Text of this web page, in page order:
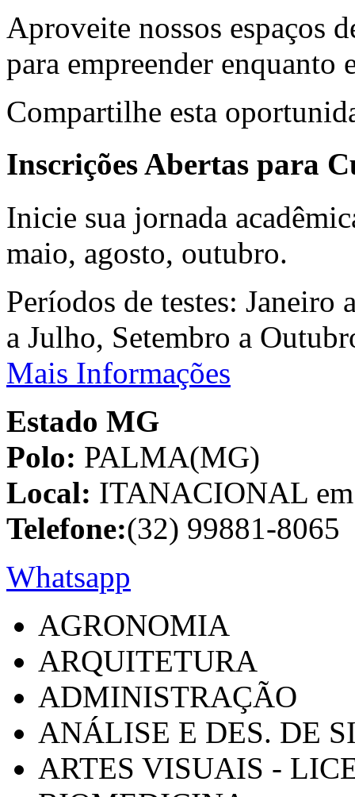
Aproveite nossos espaços
para empreender enquanto
Compartilhe esta
Inscrições Abertas para
Inicie sua jornada
maio, agosto, outubro.
Períodos de testes:
a Julho, Setembro a
Mais Informações
Estado MG
Polo: PALMA(MG)
Local: ITANACIONAL
Telefone:(32) 99881-8065
Whatsapp
AGRONOMIA
ARQUITETURA
ADMINISTRAÇÃO
ANÁLISE E DES. DE
ARTES VISUAIS -